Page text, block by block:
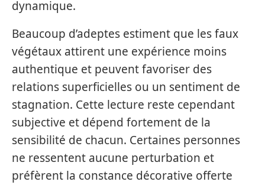
dynamique.
Beaucoup d’adeptes estiment que les faux
végétaux attirent une expérience moins
authentique et peuvent favoriser des
relations superficielles ou un sentiment de
stagnation. Cette lecture reste cependant
subjective et dépend fortement de la
sensibilité de chacun. Certaines personnes
ne ressentent aucune perturbation et
préfèrent la constance décorative offerte